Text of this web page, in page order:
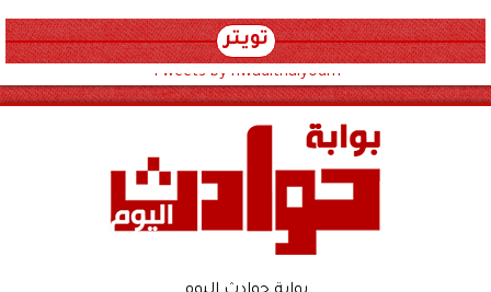
تويتر
Tweets by hwadithalyoum